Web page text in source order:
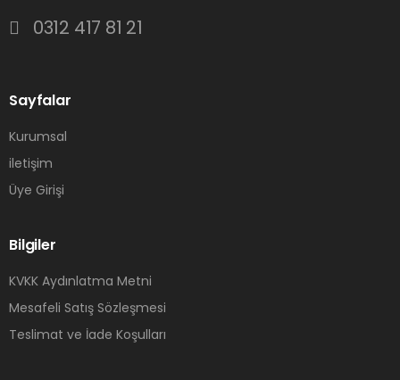
0312 417 81 21
Sayfalar
Kurumsal
iletişim
Üye Girişi
Bilgiler
KVKK Aydınlatma Metni
Mesafeli Satış Sözleşmesi
Teslimat ve İade Koşulları